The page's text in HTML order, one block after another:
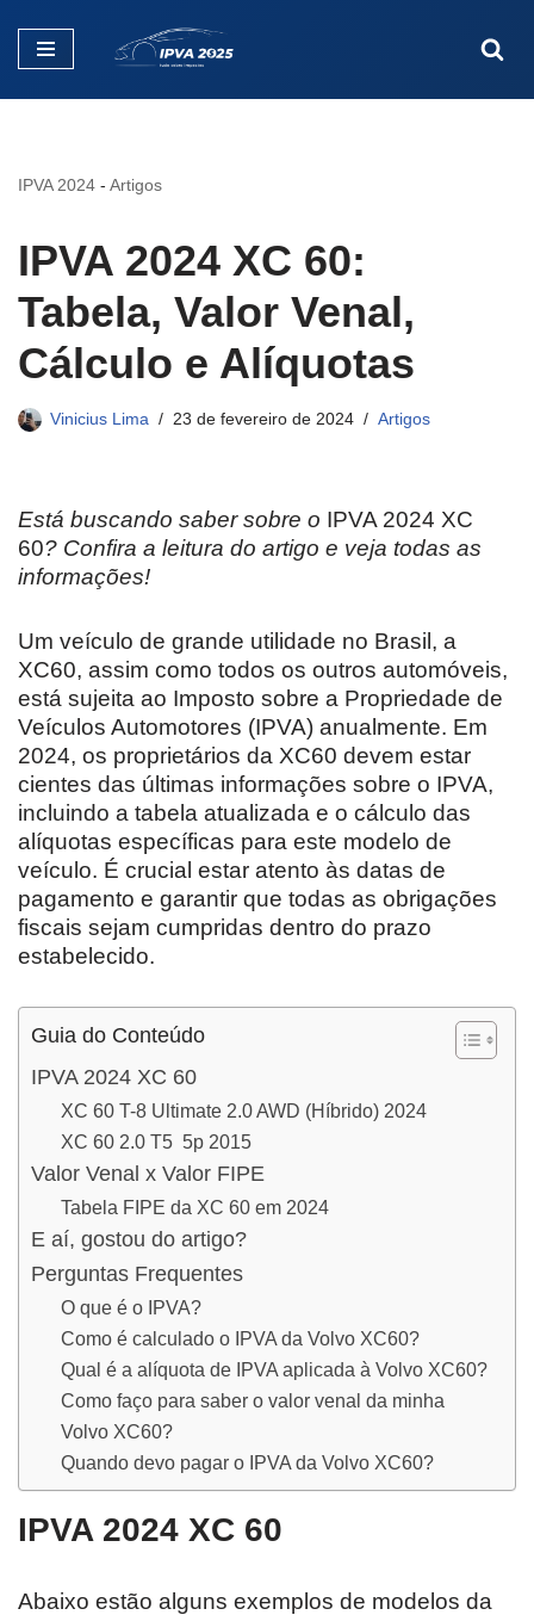
Pular
IPVA 2024 - Artigos
IPVA 2024 XC 60:
Tabela, Valor Venal,
Cálculo e Alíquotas
Vinicius Lima 23 de fevereiro de 2024 Artigos
Está buscando saber sobre o IPVA 2024 XC
60? Confira a leitura do artigo e veja todas as
informações!
Um veículo de grande utilidade no Brasil, a
XC60, assim como todos os outros automóveis,
está sujeita ao Imposto sobre a Propriedade de
Veículos Automotores (IPVA) anualmente. Em
2024, os proprietários da XC60 devem estar
cientes das últimas informações sobre o IPVA,
incluindo a tabela atualizada e o cálculo das
alíquotas específicas para este modelo de
veículo. É crucial estar atento às datas de
pagamento e garantir que todas as obrigações
fiscais sejam cumpridas dentro do prazo
estabelecido.
Guia do Conteúdo
IPVA 2024 XC 60
XC 60 T-8 Ultimate 2.0 AWD (Híbrido) 2024
XC 60 2.0 T5 5p 2015
Valor Venal x Valor FIPE
Tabela FIPE da XC 60 em 2024
E aí, gostou do artigo?
Perguntas Frequentes
O que é o IPVA?
Como é calculado o IPVA da Volvo XC60?
Qual é a alíquota de IPVA aplicada à Volvo XC60?
Como faço para saber o valor venal da minha
Volvo XC60?
Quando devo pagar o IPVA da Volvo XC60?
IPVA 2024 XC 60
Abaixo estão alguns exemplos de modelos da